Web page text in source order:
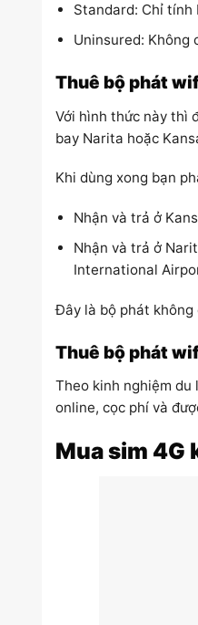
Standard: Chỉ tính
Uninsured: Không
Thuê bộ phát
Với hình thức này thì
bay Narita hoặc
Khi dùng xong bạn
Nhận và trả ở
Nhận và trả ở
International
Đây là bộ phát không
Thuê bộ phát
Theo kinh nghiệm du
online, cọc phí và
Mua sim 4G